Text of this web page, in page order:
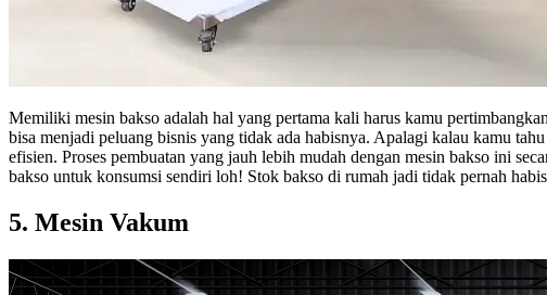
Memiliki mesin bakso adalah hal yang pertama kali harus kamu
bisa menjadi peluang bisnis yang tidak ada habisnya. Apalagi kalau kamu
efisien. Proses pembuatan yang jauh lebih mudah dengan mesin bakso ini
bakso untuk konsumsi sendiri loh! Stok bakso di rumah jadi tidak pernah
5. Mesin Vakum